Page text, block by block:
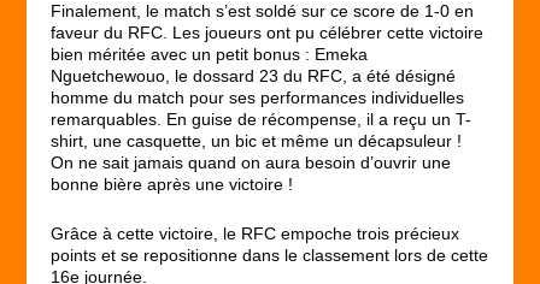
Finalement, le match s’est soldé sur ce score de 1-0 en
faveur du RFC. Les joueurs ont pu célébrer cette victoire
bien méritée avec un petit bonus : Emeka
Nguetchewouo, le dossard 23 du RFC, a été désigné
homme du match pour ses performances individuelles
remarquables. En guise de récompense, il a reçu un T-
shirt, une casquette, un bic et même un décapsuleur !
On ne sait jamais quand on aura besoin d’ouvrir une
bonne bière après une victoire !
Grâce à cette victoire, le RFC empoche trois précieux
points et se repositionne dans le classement lors de cette
16e journée.